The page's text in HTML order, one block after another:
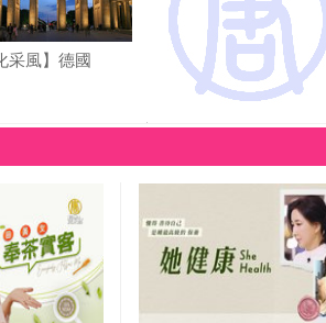
采風】德國
【文化采風】澳洲(1)-悉